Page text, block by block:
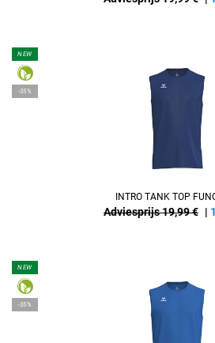
NEW
-35%
INTRO TANK TOP
Adviesprijs 19,99 € |
NEW
-35%